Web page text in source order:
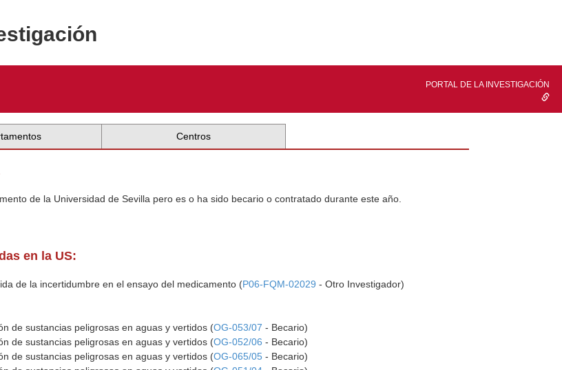
PORTAL DE LA INVESTIGACIÓN
Centros
de la Universidad de Sevilla pero es o ha sido becario o contratado durante este año.
en la US:
de la incertidumbre en el ensayo del medicamento (P06-FQM-02029 - Otro Investigador)
de sustancias peligrosas en aguas y vertidos (OG-053/07 - Becario)
de sustancias peligrosas en aguas y vertidos (OG-052/06 - Becario)
de sustancias peligrosas en aguas y vertidos (OG-065/05 - Becario)